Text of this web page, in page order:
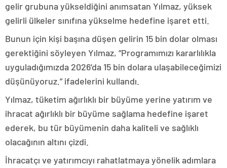
gelir grubuna yükseldiğini anımsatan Yılmaz, yüksek
gelirli ülkeler sınıfına yükselme hedefine işaret etti.
Bunun için kişi başına düşen gelirin 15 bin dolar olması
gerektiğini söyleyen Yılmaz, “Programımızı kararlılıkla
uyguladığımızda 2026’da 15 bin dolara ulaşabileceğimizi
düşünüyoruz.” ifadelerini kullandı.
Yılmaz, tüketim ağırlıklı bir büyüme yerine yatırım ve
ihracat ağırlıklı bir büyüme sağlama hedefine işaret
ederek, bu tür büyümenin daha kaliteli ve sağlıklı
olacağının altını çizdi.
İhracatçı ve yatırımcıyı rahatlatmaya yönelik adımlara